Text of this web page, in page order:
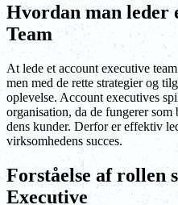
Hvordan man leder
Team
At lede et account executive
men med de rette strategier og
oplevelse. Account executives
organisation, da de fungerer
dens kunder. Derfor er effektiv
virksomhedens succes.
Forståelse af rollen
Executive